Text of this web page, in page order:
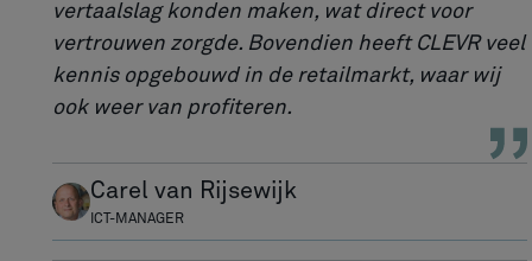
vertaalslag konden maken, wat direct voor
vertrouwen zorgde. Bovendien heeft CLEVR veel
kennis opgebouwd in de retailmarkt, waar wij
ook weer van profiteren.
Carel van Rijsewijk
ICT-MANAGER